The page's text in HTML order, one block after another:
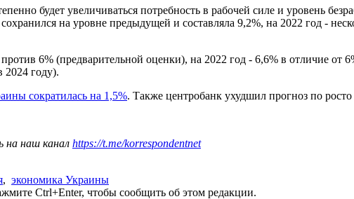
будет увеличиваться потребность в рабочей силе и уровень
на уровне предыдущей и составляла 9,2%, на 2022 год -
6% (предварительной оценки), на 2022 год - 6,6% в отличие от
2024 году).
сократилась на 1,5%. Также центробанк ухудшил прогноз по
на наш канал https://t.me/korrespondentnet
, экономика Украины
Ctrl+Enter, чтобы сообщить об этом редакции.